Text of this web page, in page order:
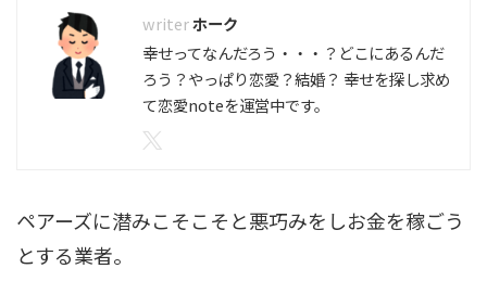
ホーク
幸せってなんだろう・・・？どこにあるんだ
ろう？やっぱり恋愛？結婚？ 幸せを探し求め
て恋愛noteを運営中です。
ペアーズに潜みこそこそと悪巧みをしお金を稼ごう
とする業者。